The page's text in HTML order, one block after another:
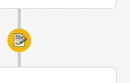
阮來銀老師 #Valjulu
芋和子芋。從外觀上來
，子芋則比較長。 【芋